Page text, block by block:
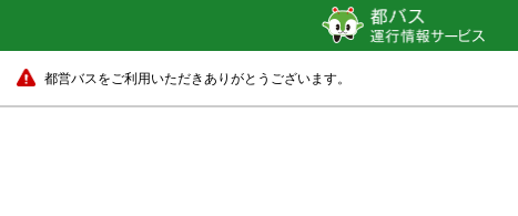
都営バスをご利用いただきありがとうございます。